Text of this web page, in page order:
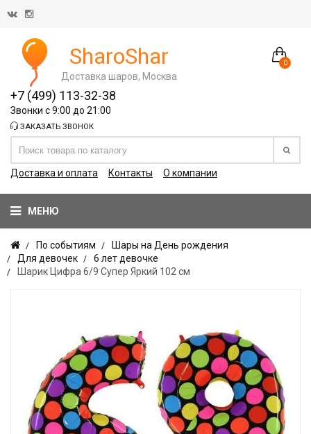
0
SharoShar
Доставка шаров, Москва
+7 (499) 113-32-38
Звонки с 9:00 до 21:00
ЗАКАЗАТЬ ЗВОНОК
Доставка и оплата Контакты О компании
МЕНЮ
По событиям
Шары на День рождения
Для девочек
6 лет девочке
Шарик Цифра 6/9 Супер Яркий 102 см